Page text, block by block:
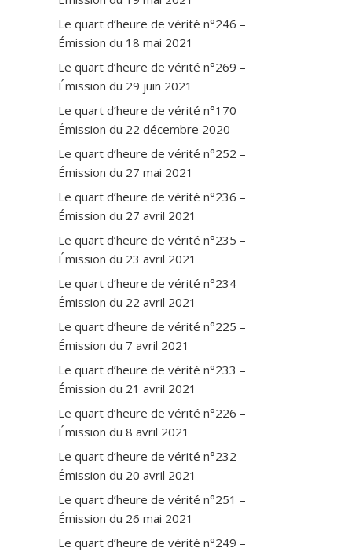
Le quart d’heure de vérité n°246 –
Émission du 18 mai 2021
Le quart d’heure de vérité n°269 –
Émission du 29 juin 2021
Le quart d’heure de vérité n°170 –
Émission du 22 décembre 2020
Le quart d’heure de vérité n°252 –
Émission du 27 mai 2021
Le quart d’heure de vérité n°236 –
Émission du 27 avril 2021
Le quart d’heure de vérité n°235 –
Émission du 23 avril 2021
Le quart d’heure de vérité n°234 –
Émission du 22 avril 2021
Le quart d’heure de vérité n°225 –
Émission du 7 avril 2021
Le quart d’heure de vérité n°233 –
Émission du 21 avril 2021
Le quart d’heure de vérité n°226 –
Émission du 8 avril 2021
Le quart d’heure de vérité n°232 –
Émission du 20 avril 2021
Le quart d’heure de vérité n°251 –
Émission du 26 mai 2021
Le quart d’heure de vérité n°249 –